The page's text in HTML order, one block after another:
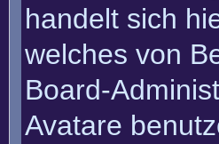
handelt sich
welches von
Board-
Avatare